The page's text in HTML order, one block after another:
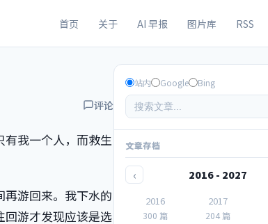
首页 关于 AI 早报 图片库 RSS
评论
我一个人，而救生
游回来。我下水的
回游才发现应该是选
站内 Google Bing
文章存档
‹ 2016 - 2027
2016
300 篇
2017
204 篇